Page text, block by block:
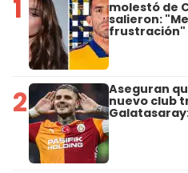
1 molestó de
salieron:
frustración"
2 Aseguran
nuevo club